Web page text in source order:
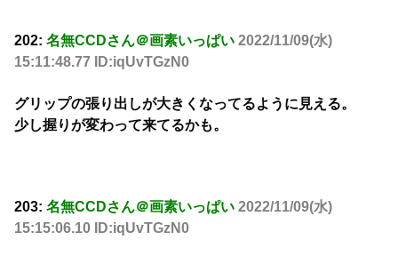
202: 名無CCDさん＠画素いっぱい 2022/11/09(水)
15:11:48.77 ID:iqUvTGzN0
グリップの張り出しが大きくなってるように見える。
少し握りが変わって来てるかも。
203: 名無CCDさん＠画素いっぱい 2022/11/09(水)
15:15:06.10 ID:iqUvTGzN0